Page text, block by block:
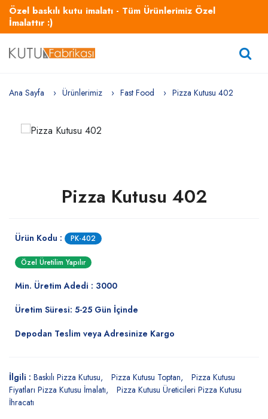
Özel baskılı kutu imalatı - Tüm Ürünlerimiz Özel
İmalattır :)
Ana Sayfa Ürünlerimiz Fast Food Pizza Kutusu 402
Pizza Kutusu 402
Ürün Kodu : PK-402
Özel Üretilim Yapılır
Min. Üretim Adedi : 3000
Üretim Süresi: 5-25 Gün İçinde
Depodan Teslim veya Adresinize Kargo
İlgili : Baskılı Pizza Kutusu Pizza Kutusu Toptan
Pizza Kutusu
Fiyatları Pizza Kutusu İmalatı
Pizza Kutusu Üreticileri Pizza Kutusu
İhracatı